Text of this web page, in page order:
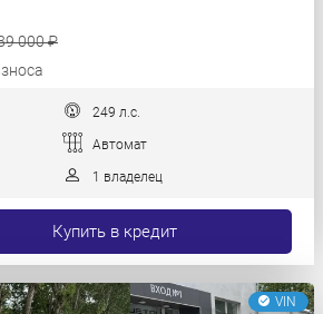
000 ₽
249 л.с.
Автомат
1 владелец
Купить в кредит
VIN